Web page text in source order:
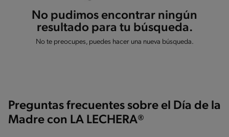
No pudimos encontrar ningún
resultado para tu búsqueda.
No te preocupes, puedes hacer una nueva búsqueda.
Preguntas frecuentes sobre el Día de la
Madre con LA LECHERA®